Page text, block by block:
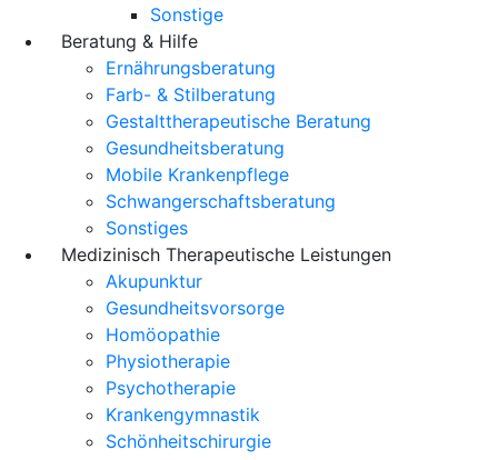
Sonstige
Beratung & Hilfe
Ernährungsberatung
Farb- & Stilberatung
Gestalttherapeutische Beratung
Gesundheitsberatung
Mobile Krankenpflege
Schwangerschaftsberatung
Sonstiges
Medizinisch Therapeutische Leistungen
Akupunktur
Gesundheitsvorsorge
Homöopathie
Physiotherapie
Psychotherapie
Krankengymnastik
Schönheitschirurgie